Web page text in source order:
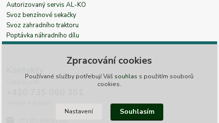
Autorizovaný servis AL-KO
Svoz benzínové sekačky
Svoz zahradního traktoru
Poptávka náhradního dílu
info@sekacky.net
Zpracování cookies
Používané služby potřebují Váš souhlas s použitím souborů
cookies.
Nastavení Souhlasím